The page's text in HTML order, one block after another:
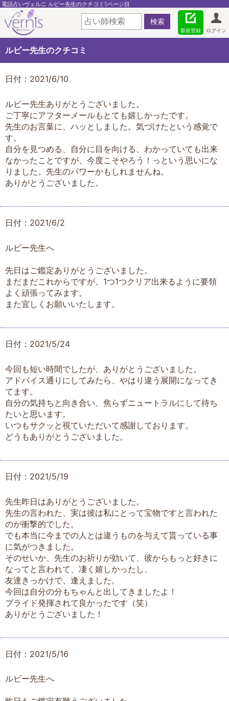
電話占いヴェルニ ルビー先生のクチコミ5ページ目
ログイン
新規登録
ルビー先生のクチコミ
日付：2021/6/10
ルビー先生ありがとうございました。
ご丁寧にアフターメールもとても嬉しかったです。
先生のお言葉に、ハッとしました。気づけたという感覚で
す。
自分を見つめる、自分に目を向ける、わかっていても出来
なかったことですが、今度こそやろう！っという思いにな
りました。先生のパワーかもしれませんね。
ありがとうございました。
日付：2021/6/2
ルビー先生へ
先日はご鑑定ありがとうございました。
まだまだこれからですが、1つ1つクリア出来るように要領
よく頑張ってみます。
また宜しくお願いいたします。
日付：2021/5/24
今回も短い時間でしたが、ありがとうございました。
アドバイス通りにしてみたら、やはり違う展開になってき
てます。
自分の気持ちと向き合い、焦らずニュートラルにして待ち
たいと思います。
いつもサクッと視ていただいて感謝しております。
どうもありがとうございました。
日付：2021/5/19
先生昨日はありがとうございました。
先生の言われた、実は彼は私にとって宝物ですと言われた
のが衝撃的でした。
でも本当に今までの人とは違うものを与えて貰っている事
に気がつきました。
そのせいか、先生のお祈りが効いて、彼からもっと好きに
なってと言われて、凄く嬉しかったし、
友達きっかけで、逢えました。
今回は自分の分もちゃんと出してきましたよ！
プライド発揮されて良かったです（笑）
ありがとうございました！
日付：2021/5/16
ルビー先生へ